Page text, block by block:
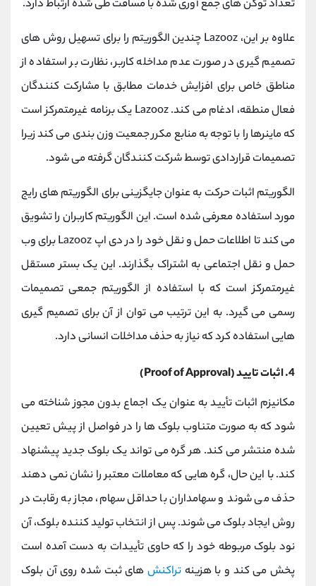
تعداد توکن های جمع آوری شده با مسافت طی شده ارتباط دارد.
علاوه بر این، Lazooz چندین الگوریتم را برای تسهیل روش های
تصمیم گیری در صورت عدم مداخله کاربر، نظارت بر استفاده از
مناطق خاص برای افزایش خدمات مطابق با مشارکت کنندگان
فعال منطقه، ادغام می کند. Lazooz یک برنامه غیرمتمرکز است
که ماینرها را با توجه به منابع مکرر جمعیت وزن بندی می کند زیرا
تصمیمات قراردادی توسط شرکت کنندگان گرفته می شود.
الگوریتم اثبات حرکت به عنوان جایگزینی برای الگوریتم های رایج
مورد استفاده معرفی شده است. این الگوریتم کاربران را تشویق
می کند تا اطلاعات حمل و نقل خود را در دی اپ Lazooz برای وب
حمل و نقل اجتماعی به اشتراک بگذارند. این یک بستر مستقل
غیرمتمرکز است که با استفاده از الگوریتم جمعی تصمیمات
رسمی می گیرد. به این ترتیب می توان از آن برای تصمیم گیری
هایی استفاده کرد که نیاز به حذف مداخلات انسانی دارد.
4. اثبات تایید (Proof of Approval)
مکانیزم اثبات تأیید به عنوان یک اجماع بدون مجوز شناخته می
شود که به صورت متناوب بلوک ها را در فواصل از پیش تعیین
شده منتشر می کند. هر گره می تواند یک بلوک جدید پیشنهاد
کند. با این حال، گره هایی که معاملات معتبر را نشان نمی دهند
حذف می شوند و سهامداران با حداقل سهام، مجاز به رقابت در
روش ایجاد بلوک می شوند. پس از انتخاب تولید کننده بلوک، آن
نود بلوک مربوطه خود را که حاوی تأییدات به دست آمده است
پخش می کند و با هزینه تراکنش های ثبت شده روی آن بلوک